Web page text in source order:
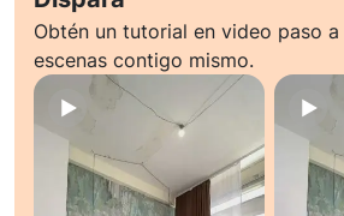
Obtén un tutorial en video paso
escenas contigo mismo.